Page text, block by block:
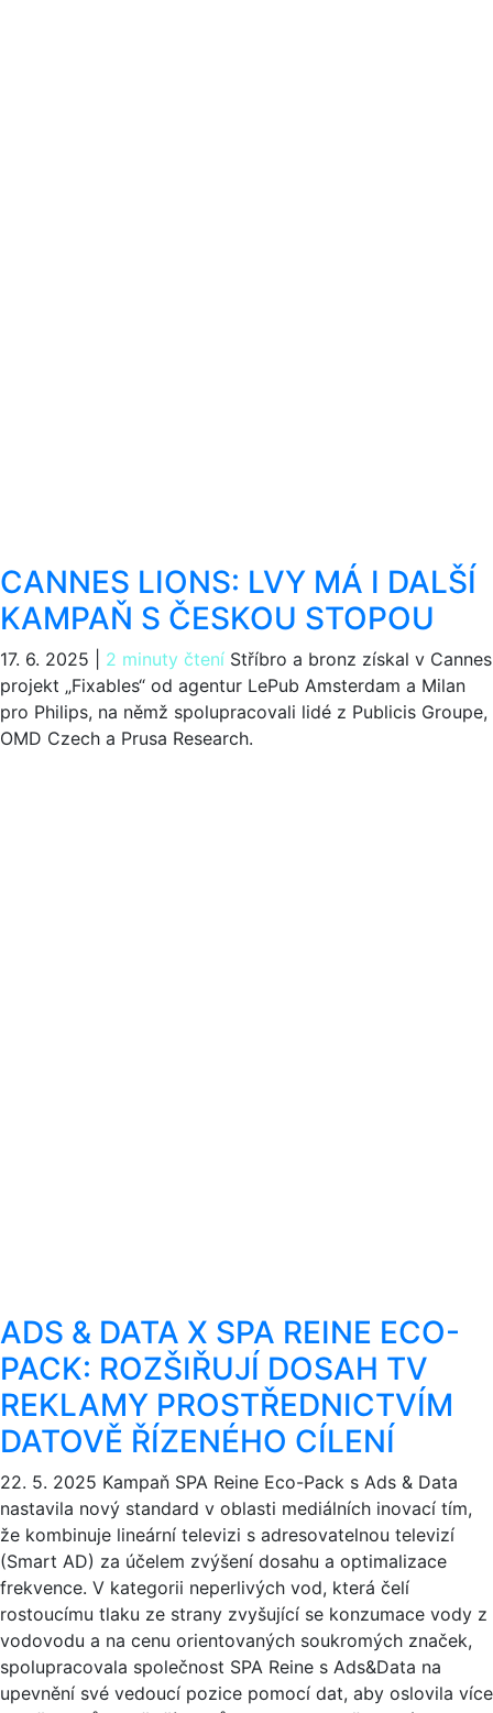
CANNES LIONS: LVY MÁ I DALŠÍ
KAMPAŇ S ČESKOU STOPOU
17. 6. 2025 2 minuty čtení Stříbro a bronz získal v Cannes
projekt „Fixables“ od agentur LePub Amsterdam a Milan
pro Philips, na němž spolupracovali lidé z Publicis Groupe,
OMD Czech a Prusa Research.
ADS & DATA X SPA REINE ECO-
PACK: ROZŠIŘUJÍ DOSAH TV
REKLAMY PROSTŘEDNICTVÍM
DATOVĚ ŘÍZENÉHO CÍLENÍ
22. 5. 2025 Kampaň SPA Reine Eco-Pack s Ads & Data
nastavila nový standard v oblasti mediálních inovací tím,
že kombinuje lineární televizi s adresovatelnou televizí
(Smart AD) za účelem zvýšení dosahu a optimalizace
frekvence. V kategorii neperlivých vod, která čelí
rostoucímu tlaku ze strany zvyšující se konzumace vody z
vodovodu a na cenu orientovaných soukromých značek,
spolupracovala společnost SPA Reine s Ads&Data na
upevnění své vedoucí pozice pomocí dat, aby oslovila více